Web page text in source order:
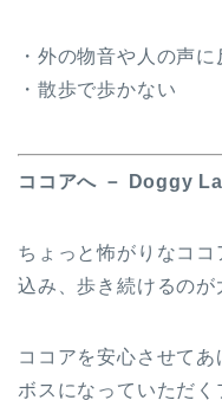
・外の物音や人の声
・散歩で歩かない
ココアへ － Doggy
ちょっと怖がりなココ
込み、歩き続けるのが
ココアを安心させて
ボスになっていただ